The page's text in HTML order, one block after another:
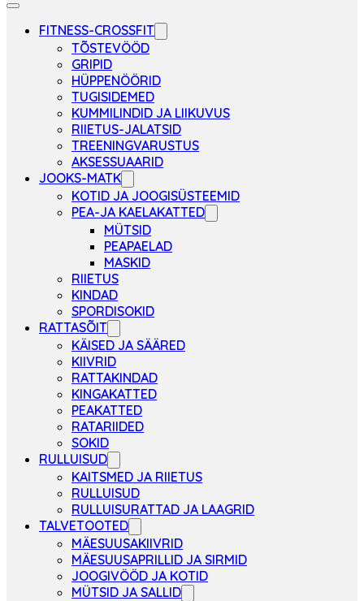
FITNESS-CROSSFIT
TÕSTEVÖÖD
GRIPID
HÜPPENÖÖRID
TUGISIDEMED
KUMMILINDID JA LIIKUVUS
RIIETUS-JALATSID
TREENINGVARUSTUS
AKSESSUAARID
JOOKS-MATK
KOTID JA JOOGISÜSTEEMID
PEA-JA KAELAKATTED
MÜTSID
PEAPAELAD
MASKID
RIIETUS
KINDAD
SPORDISOKID
RATTASÕIT
KÄISED JA SÄÄRED
KIIVRID
RATTAKINDAD
KINGAKATTED
PEAKATTED
RATARIIDED
SOKID
RULLUISUD
KAITSMED JA RIIETUS
RULLUISUD
RULLUISURATTAD JA LAAGRID
TALVETOOTED
MÄESUUSAKIIVRID
MÄESUUSAPRILLID JA SIRMID
JOOGIVÖÖD JA KOTID
MÜTSID JA SALLID